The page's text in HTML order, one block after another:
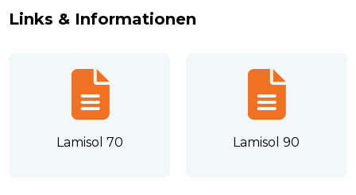
Links & Informationen
Lamisol 70 Lamisol 90